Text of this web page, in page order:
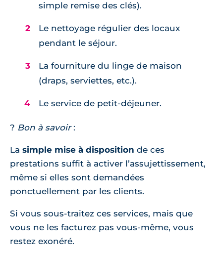
simple remise des clés).
Le nettoyage régulier des locaux
pendant le séjour.
La fourniture du linge de maison
(draps, serviettes, etc.).
Le service de petit-déjeuner.
? Bon à savoir:
La simple mise à disposition de ces
prestations suffit à activer l’assujettissement,
même si elles sont demandées
ponctuellement par les clients.
Si vous sous-traitez ces services, mais que
vous ne les facturez pas vous-même, vous
restez exonéré.